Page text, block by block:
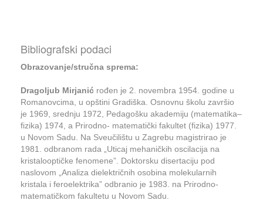
Bibliografski podaci
Obrazovanje/stručna sprema:
Dragoljub Mirjanić rođen je 2. novembra 1954. godine u
Romanovcima, u opštini Gradiška. Osnovnu školu završio
je 1969, srednju 1972, Pedagošku akademiju (matematika–
fizika) 1974, a Prirodno- matematički fakultet (fizika) 1977.
u Novom Sadu. Na Sveučilištu u Zagrebu magistrirao je
1981. odbranom rada „Uticaj mehaničkih oscilacija na
kristalooptičke fenomene”. Doktorsku disertaciju pod
naslovom „Analiza dielektričnih osobina molekularnih
kristala i feroelektrika” odbranio je 1983. na Prirodno-
matematičkom fakultetu u Novom Sadu.